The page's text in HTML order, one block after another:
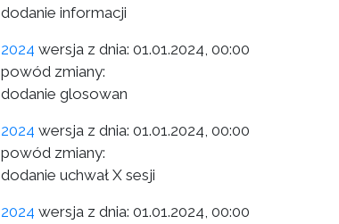
dodanie informacji
2024 wersja z dnia: 01.01.2024, 00:00
powód zmiany:
dodanie glosowan
2024 wersja z dnia: 01.01.2024, 00:00
powód zmiany:
dodanie uchwał X sesji
2024 wersja z dnia: 01.01.2024, 00:00